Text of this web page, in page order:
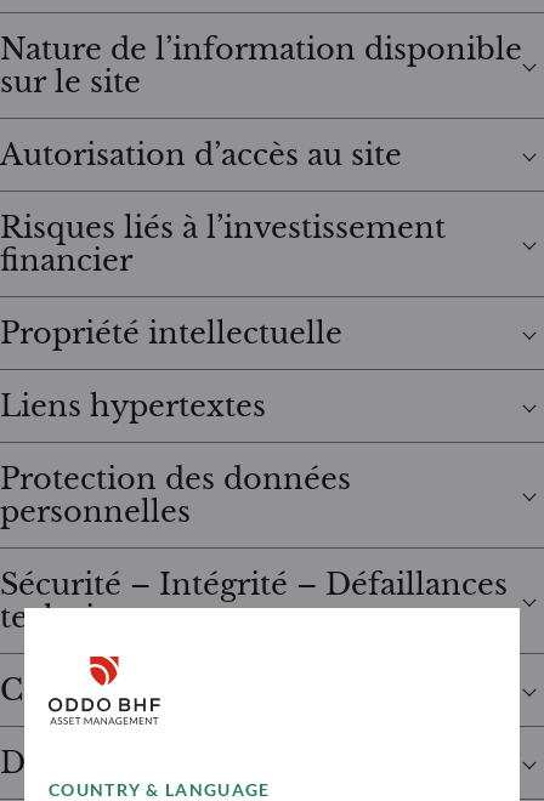
COUNTRY & LANGUAGE
Nature de l’information disponible
sur le site
Autorisation d’accès au site
Risques liés à l’investissement
financier
Propriété intellectuelle
Liens hypertextes
Protection des données
personnelles
Sécurité – Intégrité – Défaillances
techniques
Cookies
Droit applicable